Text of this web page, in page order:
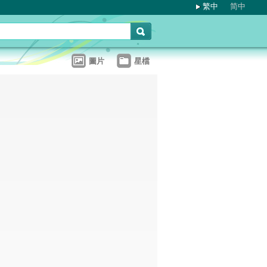
繁中 简中
圖片 星檔